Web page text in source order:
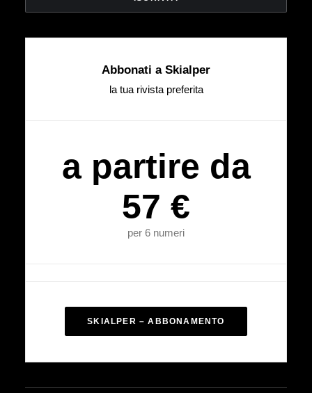
Abbonati a Skialper
la tua rivista preferita
a partire da
57 €
per 6 numeri
SKIALPER – ABBONAMENTO